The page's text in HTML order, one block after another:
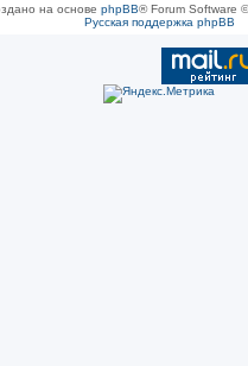
на основе phpBB® Forum Software
Русская поддержка phpBB